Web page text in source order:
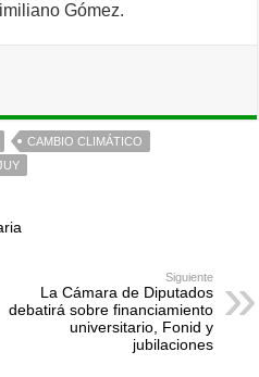
Gómez.
CAMBIO CLIMÁTICO
Siguiente
La Cámara de Diputados
debatirá sobre financiamiento
universitario, Fonid y
jubilaciones